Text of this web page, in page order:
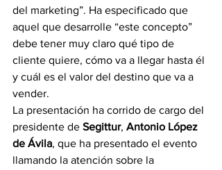
del marketing”. Ha especificado que
aquel que desarrolle “este concepto”
debe tener muy claro qué tipo de
cliente quiere, cómo va a llegar hasta él
y cuál es el valor del destino que va a
vender.
La presentación ha corrido de cargo del
presidente de Segittur, Antonio López
de Ávila, que ha presentado el evento
llamando la atención sobre la